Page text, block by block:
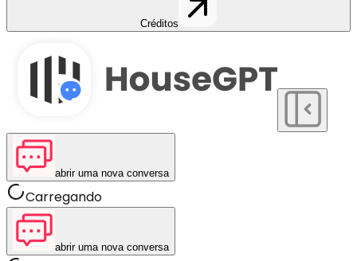
Créditos
abrir uma nova conversa
Carregando
abrir uma nova conversa